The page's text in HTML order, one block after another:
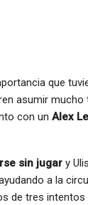
que
asumir
con un Alex
sin jugar y
a la
de tres